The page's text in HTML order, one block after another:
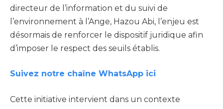
directeur de l’information et du suivi de
l’environnement à l’Ange, Hazou Abi, l’enjeu est
désormais de renforcer le dispositif juridique afin
d’imposer le respect des seuils établis.
Suivez notre chaîne WhatsApp ici
Cette initiative intervient dans un contexte